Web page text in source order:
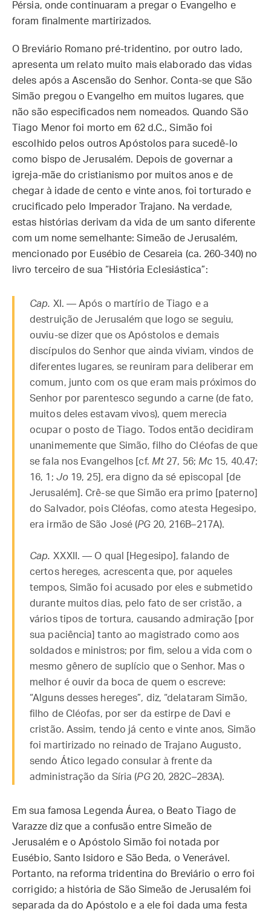
Pérsia, onde continuaram a pregar o Evangelho e
foram finalmente martirizados.
O Breviário Romano pré-tridentino, por outro lado,
apresenta um relato muito mais elaborado das vidas
deles após a Ascensão do Senhor. Conta-se que São
Simão pregou o Evangelho em muitos lugares, que
não são especificados nem nomeados. Quando São
Tiago Menor foi morto em 62 d.C., Simão foi
escolhido pelos outros Apóstolos para sucedê-lo
como bispo de Jerusalém. Depois de governar a
igreja-mãe do cristianismo por muitos anos e de
chegar à idade de cento e vinte anos, foi torturado e
crucificado pelo Imperador Trajano. Na verdade,
estas histórias derivam da vida de um santo diferente
com um nome semelhante: Simeão de Jerusalém,
mencionado por Eusébio de Cesareia (ca. 260-340) no
livro terceiro de sua “História Eclesiástica”:
Cap. XI. — Após o martírio de Tiago e a
destruição de Jerusalém que logo se seguiu,
ouviu-se dizer que os Apóstolos e demais
discípulos do Senhor que ainda viviam, vindos de
diferentes lugares, se reuniram para deliberar em
comum, junto com os que eram mais próximos do
Senhor por parentesco segundo a carne (de fato,
muitos deles estavam vivos), quem merecia
ocupar o posto de Tiago. Todos então decidiram
unanimemente que Simão, filho do Cléofas de que
se fala nos Evangelhos [cf. Mt27, 56; Mc 15, 40.47;
16, 1; Jo19, 25], era digno da sé episcopal [de
Jerusalém]. Crê-se que Simão era primo [paterno]
do Salvador, pois Cléofas, como atesta Hegesipo,
era irmão de São José (PG20, 216B–217A).
Cap. XXXII. — O qual [Hegesipo], falando de
certos hereges, acrescenta que, por aqueles
tempos, Simão foi acusado por eles e submetido
durante muitos dias, pelo fato de ser cristão, a
vários tipos de tortura, causando admiração [por
sua paciência] tanto ao magistrado como aos
soldados e ministros; por fim, selou a vida com o
mesmo gênero de suplício que o Senhor. Mas o
melhor é ouvir da boca de quem o escreve:
“Alguns desses hereges”, diz, “delataram Simão,
filho de Cléofas, por ser da estirpe de Davi e
cristão. Assim, tendo já cento e vinte anos, Simão
foi martirizado no reinado de Trajano Augusto,
sendo Ático legado consular à frente da
administração da Síria (PG20, 282C–283A).
Em sua famosa Legenda Áurea, o Beato Tiago de
Varazze diz que a confusão entre Simeão de
Jerusalém e o Apóstolo Simão foi notada por
Eusébio, Santo Isidoro e São Beda, o Venerável.
Portanto, na reforma tridentina do Breviário o erro foi
corrigido; a história de São Simeão de Jerusalém foi
separada da do Apóstolo e a ele foi dada uma festa